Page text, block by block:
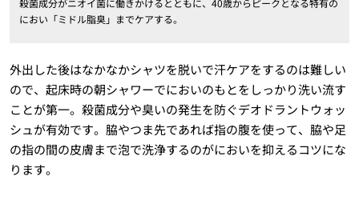
殺菌成分がニオイ菌に働きかけるとともに、40歳からピークとなる特有の
におい「ミドル脂臭」までケアする。
外出した後はなかなかシャツを脱いで汗ケアをするのは難しい
ので、起床時の朝シャワーでにおいのもとをしっかり洗い流す
ことが第一。殺菌成分や臭いの発生を防ぐデオドラントウォッ
シュが有効です。脇やつま先であれば指の腹を使って、脇や足
の指の間の皮膚まで泡で洗浄するのがにおいを抑えるコツにな
ります。